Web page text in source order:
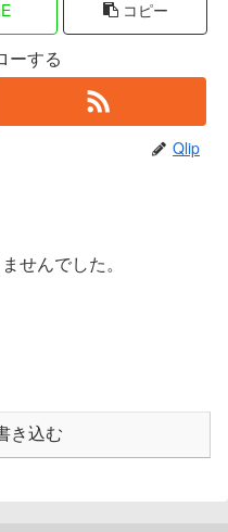
コピー
ーする
Qlip
せんでした。
き込む